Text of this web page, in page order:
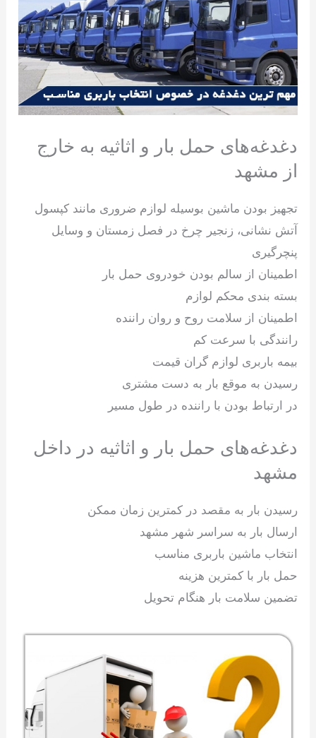
دغدغه‌های حمل بار و اثاثیه به خارج
از مشهد
تجهیز بودن ماشین بوسیله لوازم ضروری مانند کپسول
آتش نشانی، زنجیر چرخ در فصل زمستان و وسایل
پنچرگیری
اطمینان از سالم بودن خودروی حمل بار
بسته بندی محکم لوازم
اطمینان از سلامت روح و روان راننده
رانندگی با سرعت کم
بیمه باربری لوازم گران قیمت
رسیدن به موقع بار به دست مشتری
در ارتباط بودن با راننده در طول مسیر
دغدغه‌های حمل بار و اثاثیه در داخل
مشهد
رسیدن بار به مقصد در کمترین زمان ممکن
ارسال بار به سراسر شهر مشهد
انتخاب ماشین باربری مناسب
حمل بار با کمترین هزینه
تضمین سلامت بار هنگام تحویل